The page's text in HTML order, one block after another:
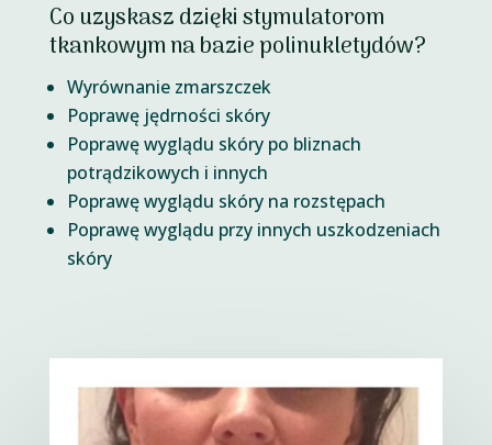
Co uzyskasz dzięki stymulatorom
tkankowym na bazie polinukletydów?
Wyrównanie zmarszczek
Poprawę jędrności skóry
Poprawę wyglądu skóry po bliznach
potrądzikowych i innych
Poprawę wyglądu skóry na rozstępach
Poprawę wyglądu przy innych uszkodzeniach
skóry